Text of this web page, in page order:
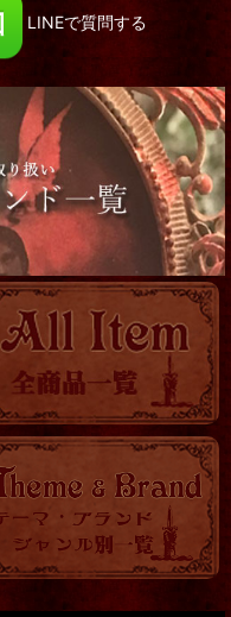
LINEで質問する